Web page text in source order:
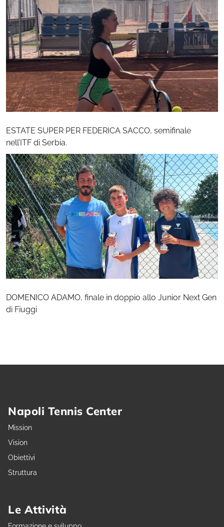
ESTATE SUPER PER FEDERICA SACCO, semifinale
nell’ITF di Serbia.
DOMENICO ADAMO, finale in doppio allo Junior Next Gen
di Fiuggi
Napoli Tennis Center
Mission
Vision
Obiettivi
Struttura
Le Attività